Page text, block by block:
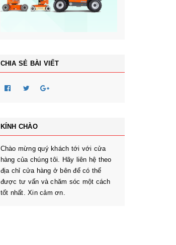
CHIA SẺ BÀI VIẾT
KÍNH CHÀO
Chào mừng quý khách tới với cửa
hàng của chúng tôi. Hãy liên hệ theo
địa chỉ cửa hàng ở bên để có thể
được tư vấn và chăm sóc một cách
tốt nhất. Xin cảm ơn.